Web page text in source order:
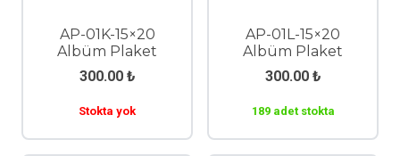
AP-01K-15×20
Albüm Plaket
300.00 ₺
Stokta yok
AP-01L-15×20
Albüm Plaket
300.00 ₺
189 adet stokta